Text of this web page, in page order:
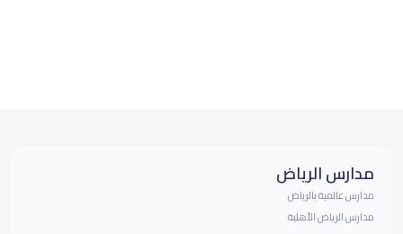
مدارس الرياض
مدارس عالمية بالرياض
مدارس الرياض الأهلية